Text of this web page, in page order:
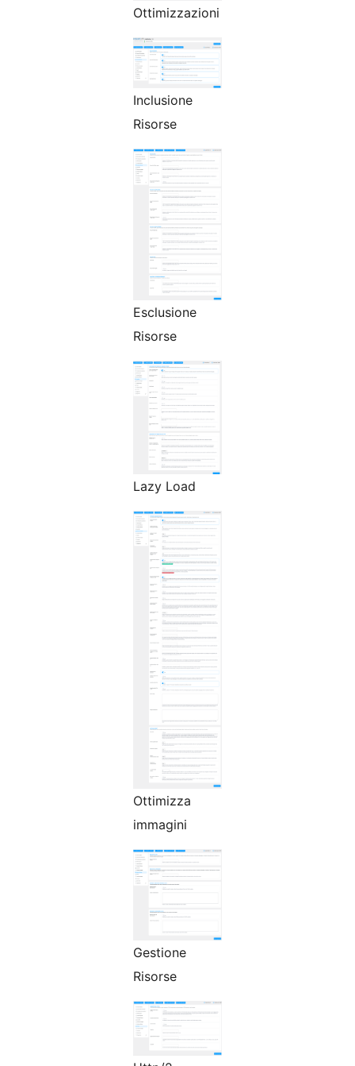
Ottimizzazioni
Inclusione
Risorse
Esclusione
Risorse
Lazy Load
Ottimizza
immagini
Gestione
Risorse